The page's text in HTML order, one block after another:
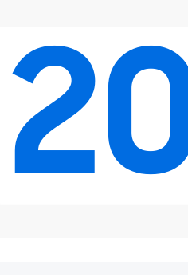
Замена дисплея (экрана)
Замена корпуса